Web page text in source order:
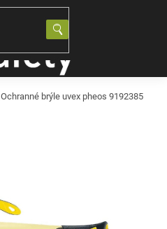
Ochranné brýle uvex pheos 9192385